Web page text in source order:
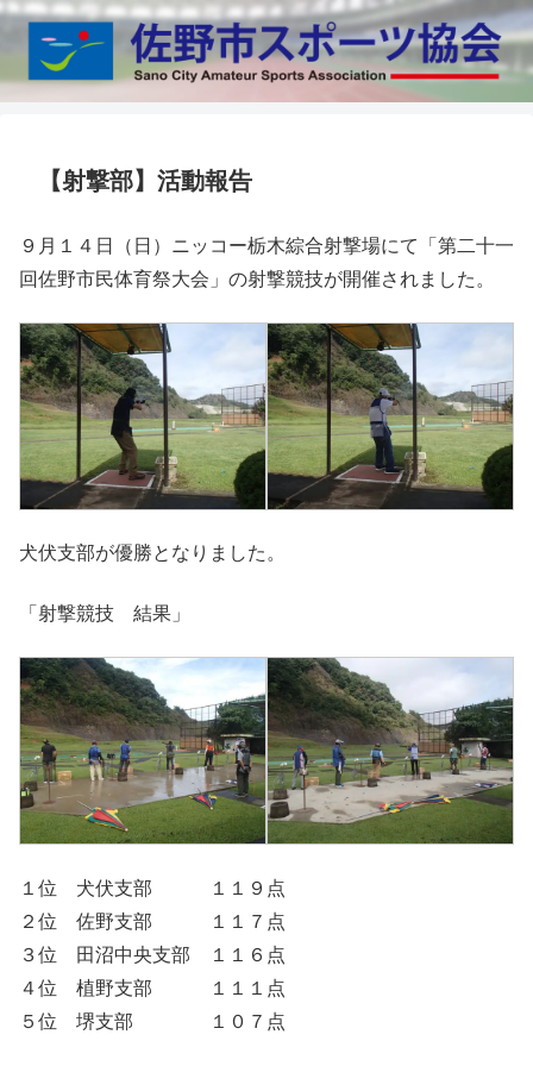
【射撃部】活動報告
９月１４日（日）ニッコー栃木綜合射撃場にて「第二十一
回佐野市民体育祭大会」の射撃競技が開催されました。
犬伏支部が優勝となりました。
「射撃競技 結果」
１位 犬伏支部 １１９点
２位 佐野支部 １１７点
３位 田沼中央支部 １１６点
４位 植野支部 １１１点
５位 堺支部 １０７点